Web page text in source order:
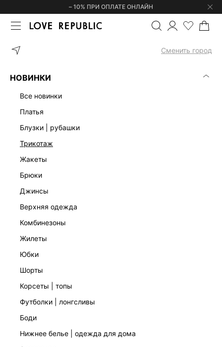
– 10% ПРИ ОПЛАТЕ ОНЛАЙН
Сменить город
НОВИНКИ
все новинки
платья
блузки | рубашки
трикотаж
жакеты
брюки
джинсы
верхняя одежда
комбинезоны
жилеты
юбки
шорты
корсеты | топы
футболки | лонгсливы
боди
нижнее белье | одежда для дома
ГЛАВНАЯ
ФУТБОЛКА ПРИТАЛЕННОГО КРОЯ
2 599 ₽